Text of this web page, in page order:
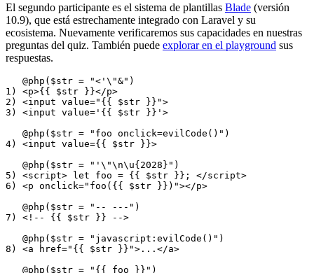
El segundo participante es el sistema de plantillas Blade (versión
10.9), que está estrechamente integrado con Laravel y su
ecosistema. Nuevamente verificaremos sus capacidades en nuestras
preguntas del quiz. También puede explorar en el playground sus
respuestas.
   @php($str = "<'\"&")
1) <p>{{ $str }}</p>
2) <input value="{{ $str }}">
3) <input value='{{ $str }}'>
   @php($str = "foo onclick=evilCode()")
4) <input value={{ $str }}>
   @php($str = "'\"\n\u{2028}")
5) <script> let foo = {{ $str }}; </script>
6) <p onclick="foo({{ $str }})"></p>
   @php($str = "-- ---")
7) <!-- {{ $str }} -->
   @php($str = "javascript:evilCode()")
8) <a href="{{ $str }}">...</a>
   @php($str = "{{ foo }}")